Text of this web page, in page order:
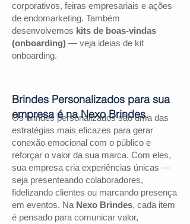
corporativos, feiras empresariais e ações
de endomarketing. Também
desenvolvemos kits de boas-vindas
(onboarding) — veja ideias de kit
onboarding.
Os brindes personalizados são uma das
estratégias mais eficazes para gerar
conexão emocional com o público e
reforçar o valor da sua marca. Com eles,
sua empresa cria experiências únicas —
seja presenteando colaboradores,
fidelizando clientes ou marcando presença
em eventos. Na Nexo Brindes, cada item
é pensado para comunicar valor,
Brindes Personalizados para sua
empresa é na Nexo Brindes.